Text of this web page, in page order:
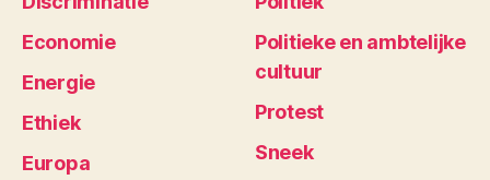
Economie
Energie
Ethiek
Europa
Politieke en ambtelijke
cultuur
Protest
Sneek